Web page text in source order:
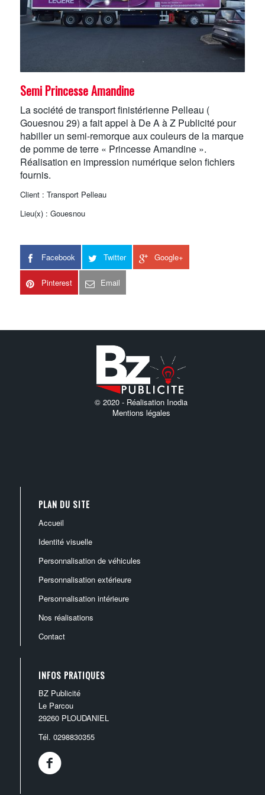
Semi Princesse Amandine
La société de transport finistérienne Pelleau (
Gouesnou 29) a fait appel à De A à Z Publicité pour
habiller un semi-remorque aux couleurs de la marque
de pomme de terre « Princesse Amandine ».
Réalisation en impression numérique selon fichiers
fournis.
Client : Transport Pelleau
Lieu(x) : Gouesnou
Facebook Twitter Google+
Pinterest Email
© 2020 - Réalisation Inodia
Mentions légales
PLAN DU SITE
accueil
identité visuelle
création ou modernisation de logo
charte graphique
supports de communication
personnalisation de véhicules
marquage de véhicules légers
marquage de camions
marquage de flottes de véhicules
personnalisation extérieure
enseignes
panneaux publicitaires
personnalisation intérieure
décoration intérieure
nos réalisations
contact
INFOS PRATIQUES
BZ Publicité
Le Parcou
29260 PLOUDANIEL
Tél. 0298830355